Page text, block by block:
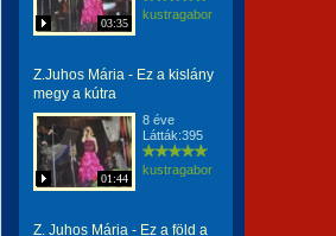
03:35
kustragabor
Z.Juhos Mária - Ez a kislány
megy a kútra
01:44
8 éve
Látták:395
kustragabor
Z. Juhos Mária - Ez a föld a